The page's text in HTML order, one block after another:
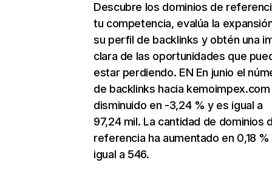
Descubre los dominios de
tu competencia, evalúa la
su perfil de backlinks y obtén una
clara de las oportunidades que
estar perdiendo. EN En junio el
de backlinks hacia kemoimpex.com
disminuido en -3,24 % y es igual a
97,24 mil. La cantidad de dominios
referencia ha aumentado en 0,18
igual a 546.